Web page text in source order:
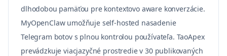
dlhodobou pamäťou pre kontextovo aware konverzácie.
MyOpenClaw umožňuje self-hosted nasadenie
Telegram botov s plnou kontrolou používateľa. TaoApex
prevádzkuje viacjazyčné prostredie v 30 publikovaných